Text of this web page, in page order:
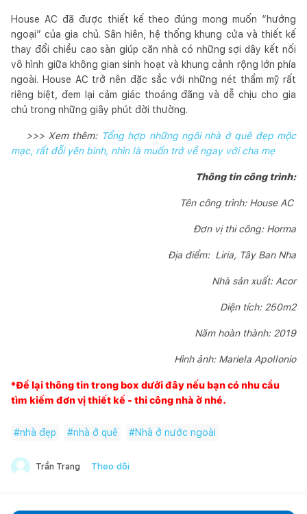
House AC đã được thiết kế theo đúng mong muốn “hướng
ngoại” của gia chủ. Sân hiên, hệ thống khung cửa và thiết kế
thay đổi chiều cao sàn giúp căn nhà có những sợi dây kết nối
vô hình giữa không gian sinh hoạt và khung cảnh rộng lớn phía
ngoài. House AC trở nên đặc sắc với những nét thẩm mỹ rất
riêng biệt, đem lại cảm giác thoáng đãng và dễ chịu cho gia
chủ trong những giây phút đời thường.
>>> Xem thêm: Tổng hợp những ngôi nhà ở quê đẹp mộc
mạc, rất đỗi yên bình, nhìn là muốn trở về ngay với cha mẹ
Thông tin công trình:
Tên công trình: House AC
Đơn vị thi công: Horma
Địa điểm: Liria, Tây Ban Nha
Nhà sản xuất: Acor
Diện tích: 250m2
Năm hoàn thành: 2019
Hình ảnh: Mariela Apollonio
*Để lại thông tin trong box dưới đây nếu bạn có nhu cầu
tìm kiếm đơn vị thiết kế - thi công nhà ở nhé.
#nhà đẹp #nhà ở quê #Nhà ở nước ngoài
Trần Trang Theo dõi